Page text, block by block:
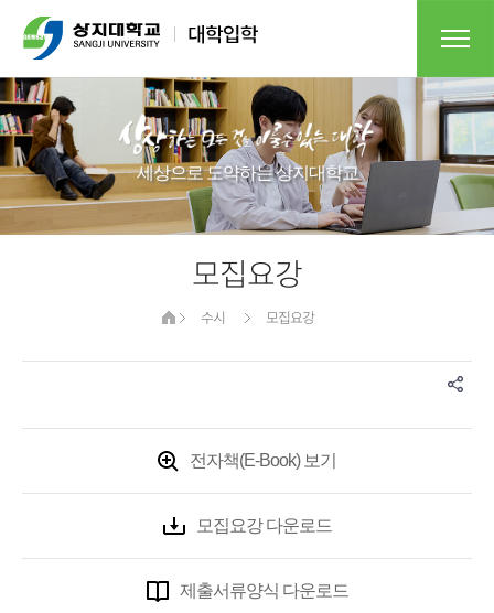
세상으로 도약하는 상지대학교​
모집요강
수시 모집요강
전자책(E-Book) 보기
모집요강 다운로드
제출서류양식 다운로드